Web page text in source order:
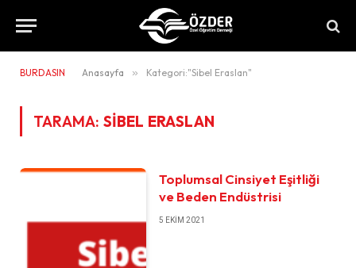
BURDASIN Anasayfa » Kategori:"Sibel Eraslan"
TARAMA: SIBEL ERASLAN
Toplumsal Cinsiyet Eşitliği
ve Beden Endüstrisi
5 EKIM 2021